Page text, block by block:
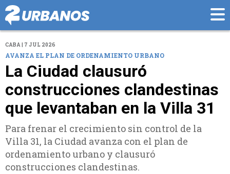
CABA | 7 JUL 2026
AVANZA EL PLAN DE ORDENAMIENTO URBANO
La Ciudad clausuró
construcciones clandestinas
que levantaban en la Villa 31
Para frenar el crecimiento sin control de la
Villa 31, la Ciudad avanza con el plan de
ordenamiento urbano y clausuró
construcciones clandestinas.